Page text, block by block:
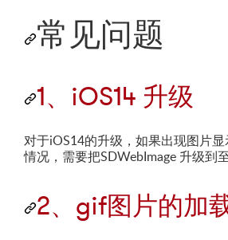
常见问题
1、iOS14 升级
对于iOS14的升级，如果出现图片
情况，需要把SDWebImage 升级到
2、gif图片的加